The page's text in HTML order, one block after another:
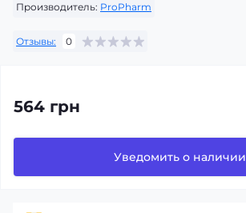
Производитель: ProPharm
Отзывы: 0
564 грн
Уведомить о наличии